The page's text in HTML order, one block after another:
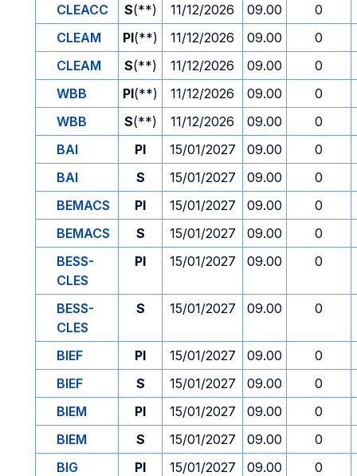
CLEACC
S(**) 11/12/2026 09.00
0
CLEAM
PI(**) 11/12/2026 09.00
0
CLEAM
S(**) 11/12/2026 09.00
0
WBB
PI(**) 11/12/2026 09.00
0
WBB
S(**) 11/12/2026 09.00
0
BAI
PI 15/01/2027 09.00
0
BAI
S 15/01/2027 09.00
0
BEMACS
PI 15/01/2027 09.00
0
BEMACS
S 15/01/2027 09.00
0
BESS-
CLES
PI 15/01/2027 09.00 0
BESS-
CLES
S 15/01/2027 09.00 0
BIEF PI 15/01/2027 09.00
0
BIEF
S 15/01/2027 09.00
0
BIEM
PI 15/01/2027 09.00
0
BIEM
S 15/01/2027 09.00
0
BIG
PI 15/01/2027 09.00
0